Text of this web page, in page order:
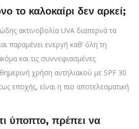
το καλοκαίρι δεν αρκεί;
ακτινοβολία UVA διαπερνά τα
παραμένει ενεργή καθ’ όλη τη
και τις συννεφιασμένες
χρήση αντηλιακού με SPF 30
εποχής, είναι η πιο αποτελεσματική
ύποπτο, πρέπει να